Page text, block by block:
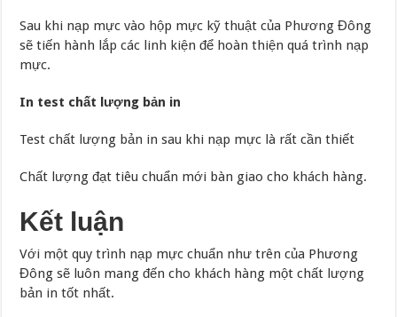
Sau khi nạp mực vào hộp mực kỹ thuật của Phương Đông
sẽ tiến hành lắp các linh kiện để hoàn thiện quá trình nạp
mực.
In test chất lượng bản in
Test chất lượng bản in sau khi nạp mực là rất cần thiết
Chất lượng đạt tiêu chuẩn mới bàn giao cho khách hàng.
Kết luận
Với một quy trình nạp mực chuẩn như trên của Phương
Đông sẽ luôn mang đến cho khách hàng một chất lượng
bản in tốt nhất.